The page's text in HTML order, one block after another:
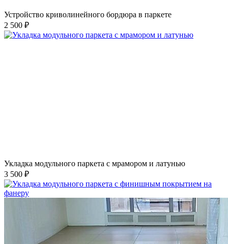
Устройство криволинейного бордюра в паркете
2 500 ₽
Укладка модульного паркета с мрамором и латунью
3 500 ₽